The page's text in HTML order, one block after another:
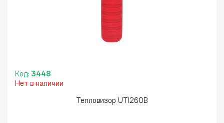
Код: 3448
Нет в наличии
Тепловизор UTI260B